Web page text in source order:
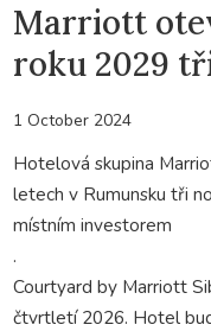
Marriott
roku 2029
1 October 2024
Hotelová skupina
letech v Rumunsku tři
místním investorem
.
Courtyard by Marriott
čtvrtletí 2026. Hotel